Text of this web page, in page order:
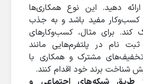
دهید. این نوع همکاری‌ها
کسب‌وکار مفید باشد و به جذب
برای مثال، کسب‌وکارهای
نام در پلتفرم‌هایی مانند
تخفیف‌های مشترک و همکاری با
شناخت برند خود اقدام کنند.